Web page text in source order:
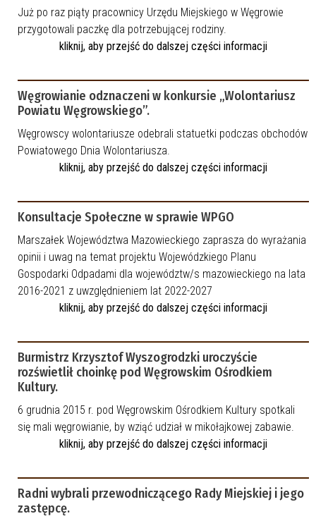
Już po raz piąty pracownicy Urzędu Miejskiego w Węgrowie
przygotowali paczkę dla potrzebującej rodziny.
kliknij, aby przejść do dalszej części informacji
Węgrowianie odznaczeni w konkursie „Wolontariusz
Powiatu Węgrowskiego”.
Węgrowscy wolontariusze odebrali statuetki podczas obchodów
Powiatowego Dnia Wolontariusza.
kliknij, aby przejść do dalszej części informacji
Konsultacje Społeczne w sprawie WPGO
Marszałek Województwa Mazowieckiego zaprasza do wyrażania
opinii i uwag na temat projektu Wojewódzkiego Planu
Gospodarki Odpadami dla województw/s mazowieckiego na lata
2016-2021 z uwzględnieniem lat 2022-2027
kliknij, aby przejść do dalszej części informacji
Burmistrz Krzysztof Wyszogrodzki uroczyście
rozświetlił choinkę pod Węgrowskim Ośrodkiem
Kultury.
6 grudnia 2015 r. pod Węgrowskim Ośrodkiem Kultury spotkali
się mali węgrowianie, by wziąć udział w mikołajkowej zabawie.
kliknij, aby przejść do dalszej części informacji
Radni wybrali przewodniczącego Rady Miejskiej i jego
zastępcę.